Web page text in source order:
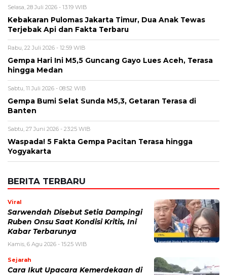
Selasa, 28 Juli 2026 - 13:19 WIB
Kebakaran Pulomas Jakarta Timur, Dua Anak Tewas
Terjebak Api dan Fakta Terbaru
Rabu, 22 Juli 2026 - 12:59 WIB
Gempa Hari Ini M5,5 Guncang Gayo Lues Aceh, Terasa
hingga Medan
Sabtu, 11 Juli 2026 - 08:52 WIB
Gempa Bumi Selat Sunda M5,3, Getaran Terasa di
Banten
Sabtu, 27 Juni 2026 - 23:25 WIB
Waspada! 5 Fakta Gempa Pacitan Terasa hingga
Yogyakarta
BERITA TERBARU
Viral
Sarwendah Disebut Setia Dampingi
Ruben Onsu Saat Kondisi Kritis, Ini
Kabar Terbarunya
Kamis, 6 Agu 2026 - 15:25 WIB
Sejarah
Cara Ikut Upacara Kemerdekaan di